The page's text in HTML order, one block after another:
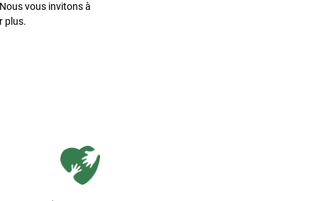
vous invitons à
plus.